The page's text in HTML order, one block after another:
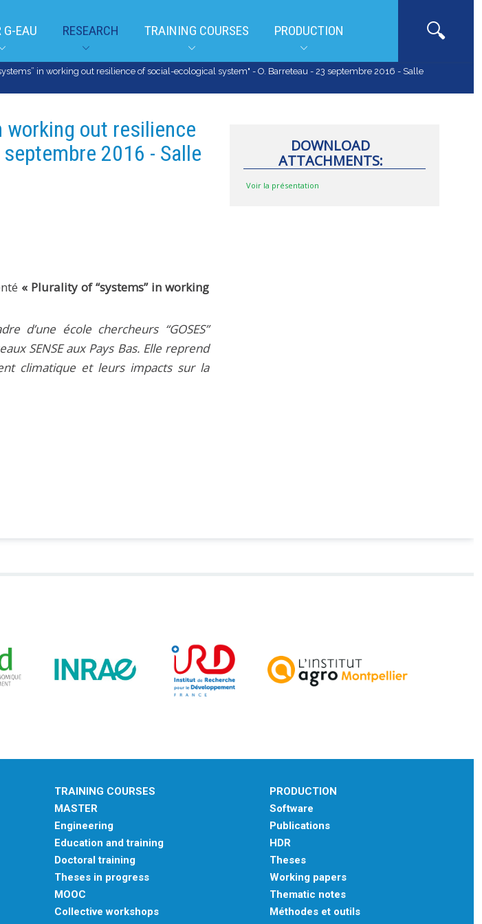
G-EAU RESEARCH TRAINING COURSES PRODUCTION
in working out resilience of social-ecological system" - O. Barreteau - 23 septembre 2016 - Salle
working out resilience
2016 - Salle
« Plurality of “systems” in working
d’une école chercheurs “GOSES”
SENSE aux Pays Bas. Elle reprend
climatique et leurs impacts sur la
DOWNLOAD
ATTACHMENTS:
Voir la présentation
TRAINING COURSES
MASTER
Engineering
Education and training
Doctoral training
Theses in progress
MOOC
Collective workshops
PRODUCTION
Software
Publications
HDR
Theses
Working papers
Thematic notes
Méthodes et outils